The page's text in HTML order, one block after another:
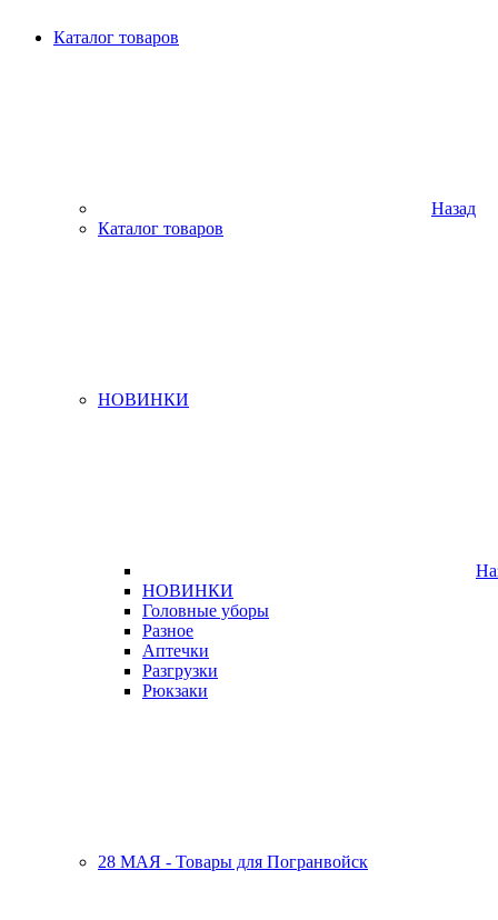
Каталог товаров
Назад
Каталог товаров
НОВИНКИ
НОВИНКИ
Головные уборы
Разное
Аптечки
Разгрузки
Рюкзаки
28 МАЯ - Товары для Погранвойск